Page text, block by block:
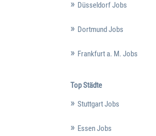
Düsseldorf Jobs
Dortmund Jobs
Frankfurt a. M. Jobs
Top Städte
Stuttgart Jobs
Essen Jobs